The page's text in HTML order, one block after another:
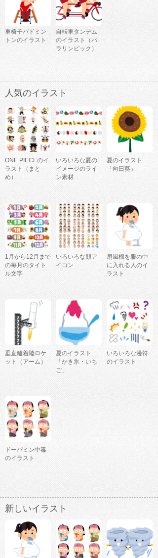
車椅子バドミン
トンのイラスト
自転車タンデム
のイラスト（パ
ラリンピック）
人気のイラスト
ONE PIECEのイ
ラスト（まと
め）
いろいろな夏の
イメージのライ
ン素材
夏のイラスト
「向日葵」
1月から12月まで
の毎月のタイト
ル文字
いろいろな顔ア
イコン
扇風機を服の中
に入れる人のイ
ラスト
垂直離着陸ロケ
ット（アーム）
夏のイラスト
「かき氷・いち
ご」
いろいろな漫符
のイラスト
ドーパミン中毒
のイラスト
新しいイラスト